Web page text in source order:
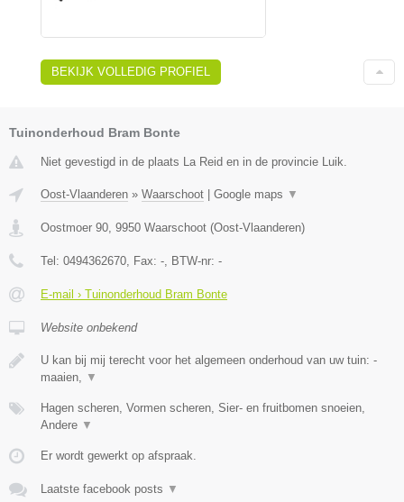
BEKIJK VOLLEDIG PROFIEL
Tuinonderhoud Bram Bonte
Niet gevestigd in de plaats La Reid en in de provincie Luik.
Oost-Vlaanderen » Waarschoot Google maps ▼
Oostmoer 90, 9950 Waarschoot (Oost-Vlaanderen)
Tel: 0494362670, Fax: -, BTW-nr: -
E-mail › Tuinonderhoud Bram Bonte
Website onbekend
U kan bij mij terecht voor het algemeen onderhoud van uw tuin: -
maaien, ▼
Hagen scheren, Vormen scheren, Sier- en fruitbomen snoeien,
Andere ▼
Er wordt gewerkt op afspraak.
Laatste facebook posts ▼